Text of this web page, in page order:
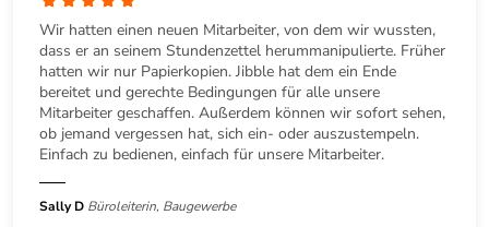
Wir hatten einen neuen Mitarbeiter, von dem wir wussten,
dass er an seinem Stundenzettel herummanipulierte. Früher
hatten wir nur Papierkopien. Jibble hat dem ein Ende
bereitet und gerechte Bedingungen für alle unsere
Mitarbeiter geschaffen. Außerdem können wir sofort sehen,
ob jemand vergessen hat, sich ein- oder auszustempeln.
Einfach zu bedienen, einfach für unsere Mitarbeiter.
Sally D Büroleiterin, Baugewerbe